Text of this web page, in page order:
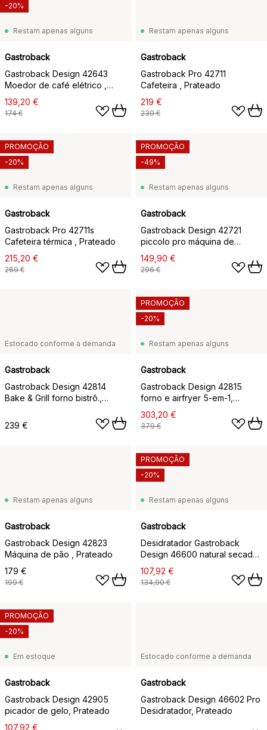
Restam apenas alguns
Gastroback
Gastroback Design 42643
Moedor de café elétrico ,
Prateado
139,20 €
174 €
-20%
Restam apenas alguns
Gastroback
Gastroback Pro 42711
Cafeteira , Prateado
219 €
239 €
Restam apenas alguns
Gastroback
Gastroback Pro 42711s
Cafeteira térmica , Prateado
215,20 €
269 €
PROMOÇÃO
-20%
Restam apenas alguns
Gastroback
Gastroback Design 42721
piccolo pro máquina de
espresso, Prateado
149,90 €
296 €
PROMOÇÃO
-49%
Estocado conforme a demanda
Gastroback
Gastroback Design 42814
Bake & Grill forno bistrô.,
239 €
Restam apenas alguns
Gastroback
Gastroback Design 42815
forno e airfryer 5-em-1,
Prateado
303,20 €
379 €
PROMOÇÃO
-20%
Restam apenas alguns
Gastroback
Gastroback Design 42823
Máquina de pão , Prateado
179 €
199 €
Restam apenas alguns
Gastroback
Desidratador Gastroback
Design 46600 natural secador
de cogumelos., Prateado
107,92 €
134,90 €
PROMOÇÃO
-20%
Em estoque
Gastroback
Gastroback Design 42905
picador de gelo, Prateado
107,92 €
PROMOÇÃO
-20%
Estocado conforme a demanda
Gastroback
Gastroback Design 46602 Pro
Desidratador, Prateado